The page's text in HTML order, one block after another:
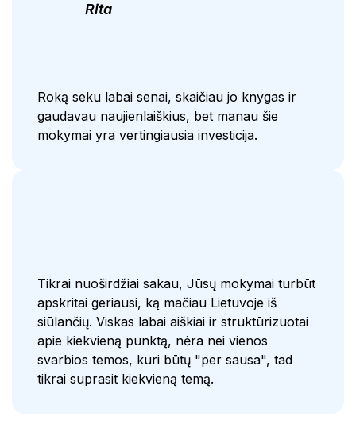
Rita
Roką seku labai senai, skaičiau jo knygas ir
gaudavau naujienlaiškius, bet manau šie
mokymai yra vertingiausia investicija.
Tikrai nuoširdžiai sakau, Jūsų mokymai turbūt
apskritai geriausi, ką mačiau Lietuvoje iš
siūlančių. Viskas labai aiškiai ir struktūrizuotai
apie kiekvieną punktą, nėra nei vienos
svarbios temos, kuri būtų "per sausa", tad
tikrai suprasit kiekvieną temą.